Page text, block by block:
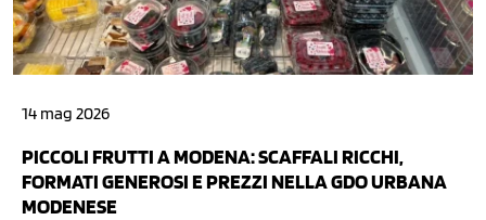
14 mag 2026
PICCOLI FRUTTI A MODENA: SCAFFALI RICCHI,
FORMATI GENEROSI E PREZZI NELLA GDO URBANA
MODENESE